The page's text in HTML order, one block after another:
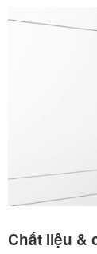
Chất liệu &